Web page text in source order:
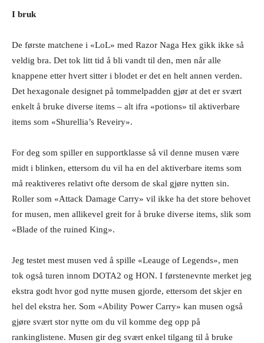
I bruk
De første matchene i «LoL» med Razor Naga Hex gikk ikke så
veldig bra. Det tok litt tid å bli vandt til den, men når alle
knappene etter hvert sitter i blodet er det en helt annen verden.
Det hexagonale designet på tommelpadden gjør at det er svært
enkelt å bruke diverse items – alt ifra «potions» til aktiverbare
items som «Shurellia’s Reveiry».
For deg som spiller en supportklasse så vil denne musen være
midt i blinken, ettersom du vil ha en del aktiverbare items som
må reaktiveres relativt ofte dersom de skal gjøre nytten sin.
Roller som «Attack Damage Carry» vil ikke ha det store behovet
for musen, men allikevel greit for å bruke diverse items, slik som
«Blade of the ruined King».
Jeg testet mest musen ved å spille «Leauge of Legends», men
tok også turen innom DOTA2 og HON. I førstenevnte merket jeg
ekstra godt hvor god nytte musen gjorde, ettersom det skjer en
hel del ekstra her. Som «Ability Power Carry» kan musen også
gjøre svært stor nytte om du vil komme deg opp på
rankinglistene. Musen gir deg svært enkel tilgang til å bruke